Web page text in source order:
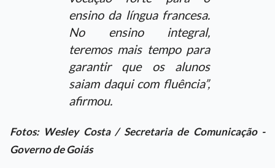
ensino da língua francesa.
No ensino integral,
teremos mais tempo para
garantir que os alunos
saiam daqui com fluência”,
afirmou.
Fotos: Wesley Costa / Secretaria de Comunicação -
Governo de Goiás